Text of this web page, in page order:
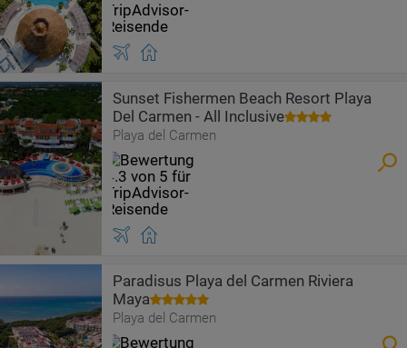
Sunset Fishermen Beach Resort Playa
Del Carmen - All Inclusive
Playa del Carmen
Paradisus Playa del Carmen Riviera
Maya
Playa del Carmen